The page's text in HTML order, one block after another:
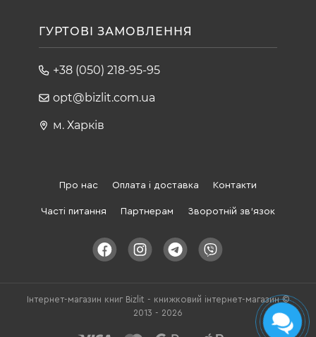
ГУРТОВІ ЗАМОВЛЕННЯ
+38 (050) 218-95-95
opt@bizlit.com.ua
м. Харків
Про нас Оплата і доставка Контакти
Часті питання Партнерам Зворотній зв'язок
Інтернет-магазин книг Bizlit - книжковий інтернет-магазин ©
2013 - 2026